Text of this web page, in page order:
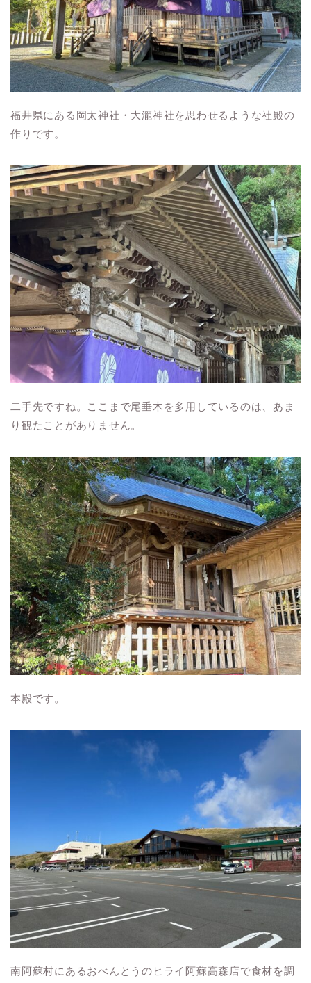
福井県にある岡太神社・大瀧神社を思わせるような社殿の
作りです。
二手先ですね。ここまで尾垂木を多用しているのは、あま
り観たことがありません。
本殿です。
南阿蘇村にあるおべんとうのヒライ阿蘇高森店で食材を調